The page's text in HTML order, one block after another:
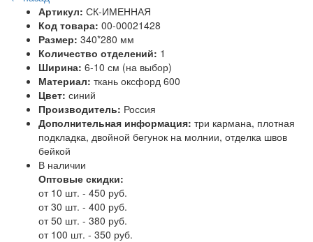
Артикул: СК-ИМЕННАЯ
Код товара: 00-00021428
Размер: 340*280 мм
Количество отделений: 1
Ширина: 6-10 см (на выбор)
Материал: ткань оксфорд 600
Цвет: синий
Производитель: Россия
Дополнительная информация: три кармана, плотная
подкладка, двойной бегунок на молнии, отделка швов
бейкой
В наличии
Оптовые скидки:
от 10 шт. - 450 руб.
от 30 шт. - 400 руб.
от 50 шт. - 380 руб.
от 100 шт. - 350 руб.